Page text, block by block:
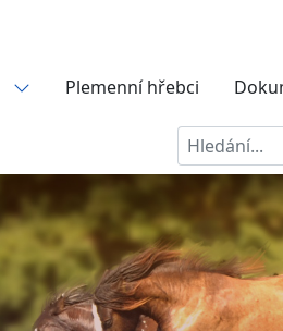
Plemenní hřebci